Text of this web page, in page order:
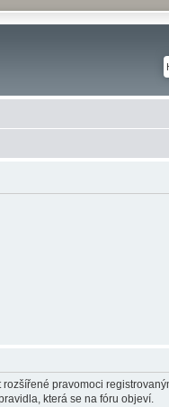
pravomoci
která se na fóru objeví.